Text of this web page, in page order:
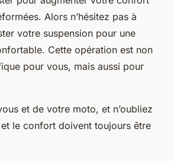
Alors n’hésitez pas à
votre suspension pour une
Cette opération est non
pour vous, mais aussi pour
et de votre moto, et n’oubliez
le confort doivent toujours être